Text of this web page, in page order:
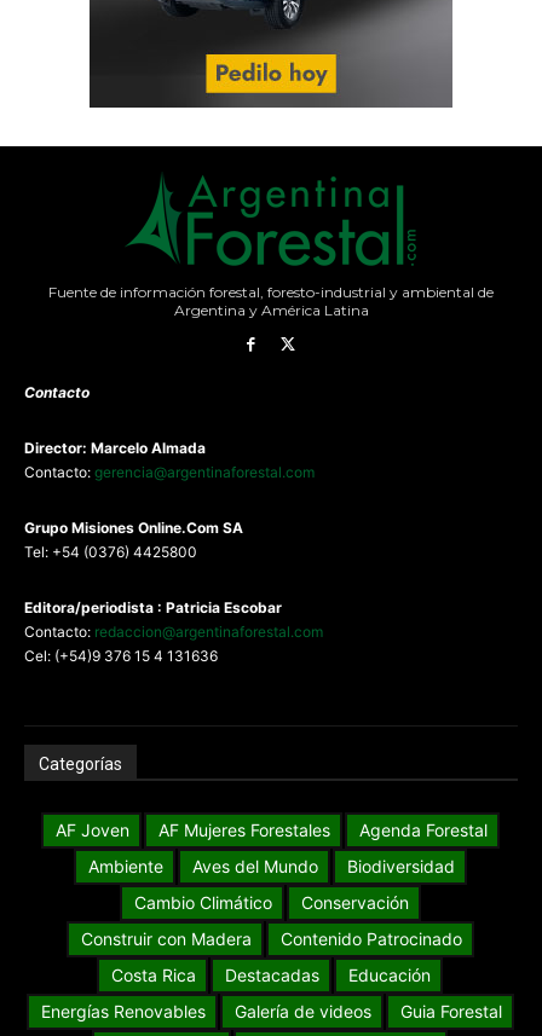
Fuente de información forestal, foresto-industrial y ambiental de
Argentina y América Latina
Contacto
Director: Marcelo Almada
Contacto: gerencia@argentinaforestal.com
Grupo Misiones Online.Com SA
Tel: +54 (0376) 4425800
Editora/periodista : Patricia Escobar
Contacto: redaccion@argentinaforestal.com
Cel: (+54)9 376 15 4 131636
Categorías
AF Joven AF Mujeres Forestales
Agenda Forestal
Ambiente
Aves del Mundo
Biodiversidad
Cambio Climático
Conservación
Construir con Madera
Contenido Patrocinado
Costa Rica
Destacadas
Educación
Energías Renovables
Galería de videos
Guia Forestal